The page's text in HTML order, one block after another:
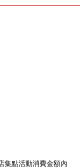
集點活動消費金額內